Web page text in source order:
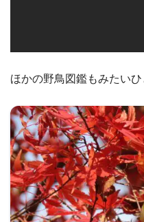
ほかの野鳥図鑑もみたい